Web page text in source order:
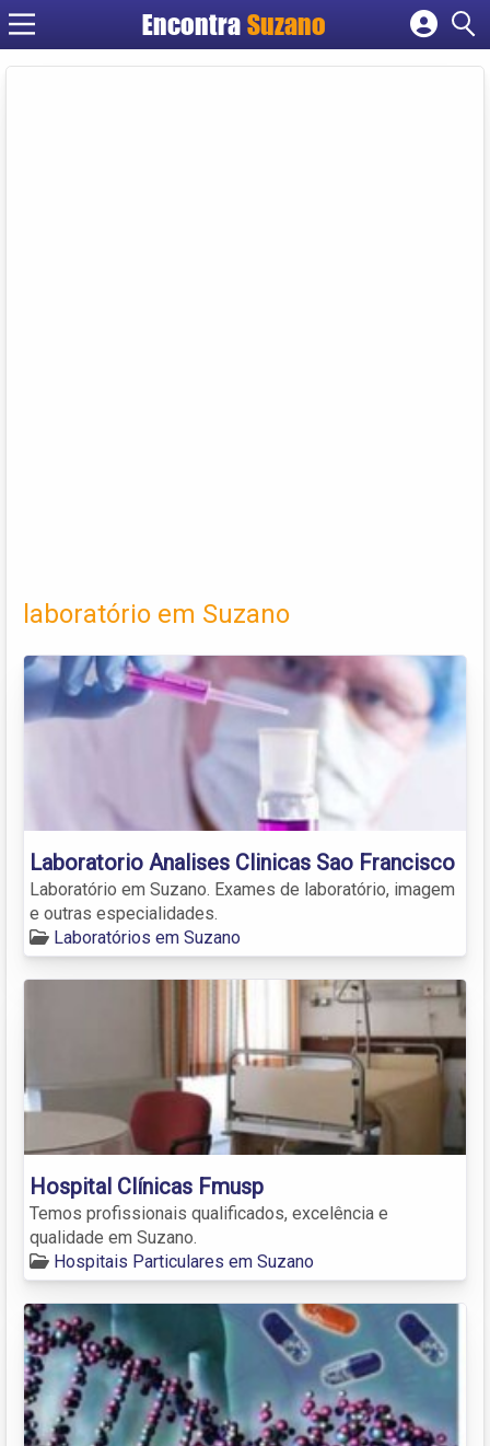
EncontraSuzano
Cadastrar empresa
laboratório em Suzano
Laboratorio Analises Clinicas Sao Francisco
Laboratório em Suzano. Exames de laboratório, imagem
e outras especialidades.
Laboratórios em Suzano
Hospital Clínicas Fmusp
Temos profissionais qualificados, excelência e
qualidade em Suzano.
Hospitais Particulares em Suzano